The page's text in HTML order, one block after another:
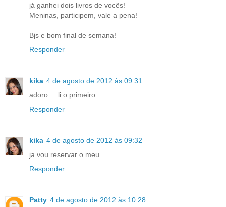
já ganhei dois livros de vocês!
Meninas, participem, vale a pena!
Bjs e bom final de semana!
Responder
kika 4 de agosto de 2012 às 09:31
adoro.... li o primeiro........
Responder
kika 4 de agosto de 2012 às 09:32
ja vou reservar o meu........
Responder
Patty 4 de agosto de 2012 às 10:28